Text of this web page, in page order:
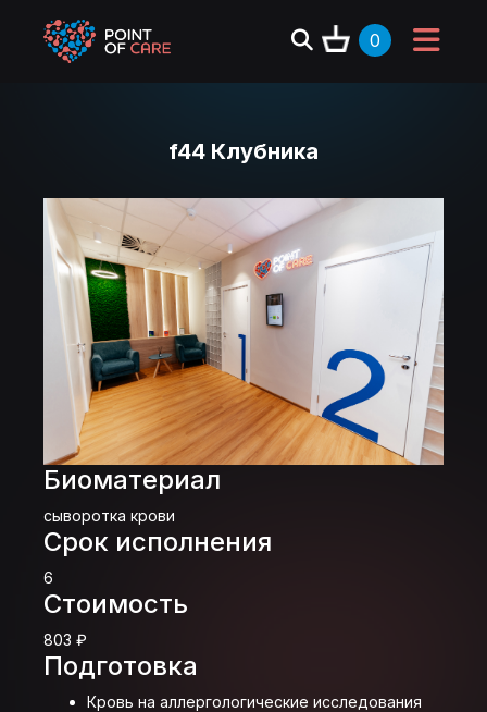
0
f44 Клубника
Биоматериал
сыворотка крови
Срок исполнения
6
Стоимость
803 ₽
Подготовка
Кровь на аллергологические исследования